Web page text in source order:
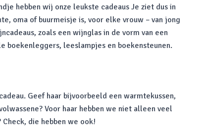
hebben wij onze leukste cadeaus Je ziet dus in
oma of buurmeisje is, voor elke vrouw – van jong
zoals een wijnglas in de vorm van een
boekenleggers, leeslampjes en boekensteunen.
Geef haar bijvoorbeeld een warmtekussen,
Voor haar hebben we niet alleen veel
die hebben we ook!